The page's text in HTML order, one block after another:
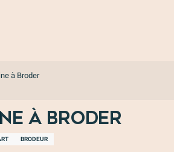
à Broder
à Broder
BRODEUR